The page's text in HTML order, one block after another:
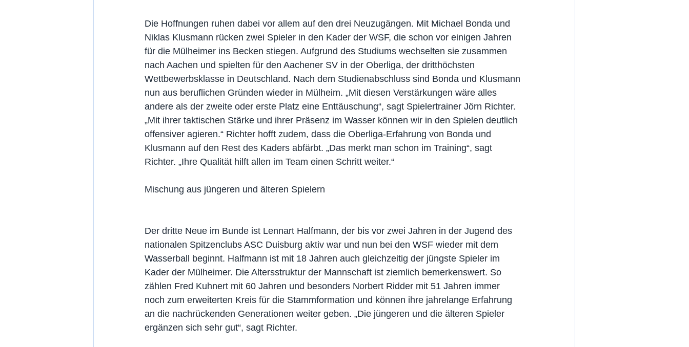
Die Hoffnungen ruhen dabei vor allem auf den drei Neuzugängen. Mit Michael Bonda und
Niklas Klusmann rücken zwei Spieler in den Kader der WSF, die schon vor einigen Jahren
für die Mülheimer ins Becken stiegen. Aufgrund des Studiums wechselten sie zusammen
nach Aachen und spielten für den Aachener SV in der Oberliga, der dritthöchsten
Wettbewerbsklasse in Deutschland. Nach dem Studienabschluss sind Bonda und Klusmann
nun aus beruflichen Gründen wieder in Mülheim. „Mit diesen Verstärkungen wäre alles
andere als der zweite oder erste Platz eine Enttäuschung“, sagt Spielertrainer Jörn Richter.
„Mit ihrer taktischen Stärke und ihrer Präsenz im Wasser können wir in den Spielen deutlich
offensiver agieren.“ Richter hofft zudem, dass die Oberliga-Erfahrung von Bonda und
Klusmann auf den Rest des Kaders abfärbt. „Das merkt man schon im Training“, sagt
Richter. „Ihre Qualität hilft allen im Team einen Schritt weiter.“
Mischung aus jüngeren und älteren Spielern
Der dritte Neue im Bunde ist Lennart Halfmann, der bis vor zwei Jahren in der Jugend des
nationalen Spitzenclubs ASC Duisburg aktiv war und nun bei den WSF wieder mit dem
Wasserball beginnt. Halfmann ist mit 18 Jahren auch gleichzeitig der jüngste Spieler im
Kader der Mülheimer. Die Altersstruktur der Mannschaft ist ziemlich bemerkenswert. So
zählen Fred Kuhnert mit 60 Jahren und besonders Norbert Ridder mit 51 Jahren immer
noch zum erweiterten Kreis für die Stammformation und können ihre jahrelange Erfahrung
an die nachrückenden Generationen weiter geben. „Die jüngeren und die älteren Spieler
ergänzen sich sehr gut“, sagt Richter.